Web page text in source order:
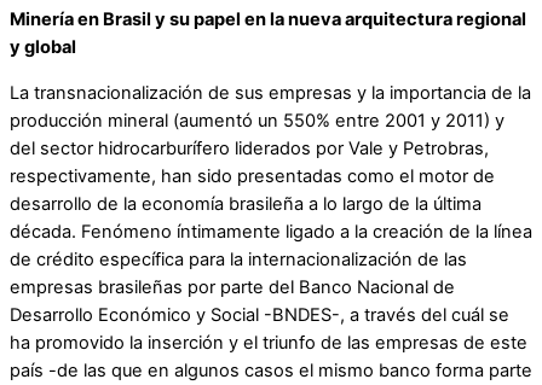
Minería en Brasil y su papel en la nueva arquitectura regional
y global
La transnacionalización de sus empresas y la importancia de la
producción mineral (aumentó un 550% entre 2001 y 2011) y
del sector hidrocarburífero liderados por Vale y Petrobras,
respectivamente, han sido presentadas como el motor de
desarrollo de la economía brasileña a lo largo de la última
década. Fenómeno íntimamente ligado a la creación de la línea
de crédito específica para la internacionalización de las
empresas brasileñas por parte del Banco Nacional de
Desarrollo Económico y Social -BNDES-, a través del cuál se
ha promovido la inserción y el triunfo de las empresas de este
país -de las que en algunos casos el mismo banco forma parte